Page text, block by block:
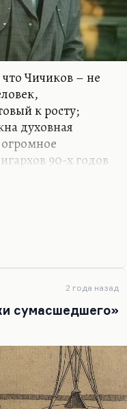
Чичиков – не
к росту;
духовная
90-х годов
которые с
«Открытую
Березовский
человека
начинает, как
2 года назад
сумасшедшего»